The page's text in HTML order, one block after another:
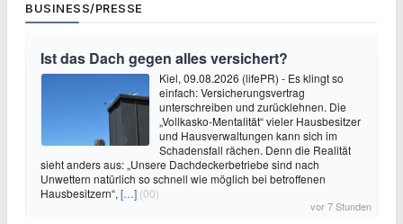
BUSINESS/PRESSE
Ist das Dach gegen alles versichert?
Kiel, 09.08.2026 (lifePR) - Es klingt so
einfach: Versicherungsvertrag
unterschreiben und zurücklehnen. Die
„Vollkasko-Mentalität“ vieler Hausbesitzer
und Hausverwaltungen kann sich im
Schadensfall rächen. Denn die Realität
sieht anders aus: „Unsere Dachdeckerbetriebe sind nach
Unwettern natürlich so schnell wie möglich bei betroffenen
Hausbesitzern“, […] (00)
vor 7 Stunden